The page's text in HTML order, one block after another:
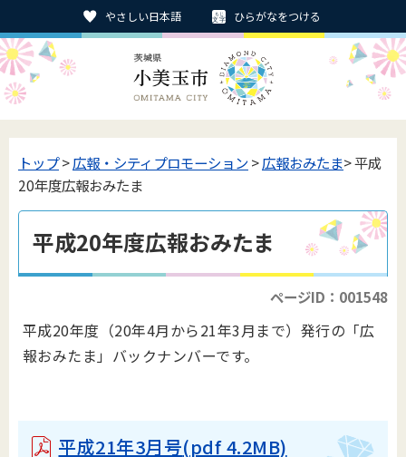
やさしい日本語 ひらがなをつける
トップ>広報・シティプロモーション>広報おみたま> 平成
20年度広報おみたま
平成20年度広報おみたま
ページID：001548
平成20年度（20年4月から21年3月まで）発行の「広
報おみたま」バックナンバーです。
平成21年3月号(pdf 4.2MB)